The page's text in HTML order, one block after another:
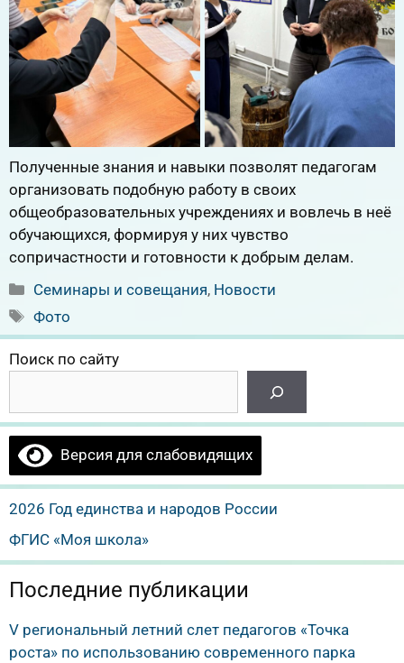
Полученные знания и навыки позволят педагогам
организовать подобную работу в своих
общеобразовательных учреждениях и вовлечь в неё
обучающихся, формируя у них чувство
сопричастности и готовности к добрым делам.
Рубрики
Семинары и совещания, Новости
Метки
Фото
Поиск по сайту
Версия для слабовидящих
2026 Год единства и народов России
ФГИС «Моя школа»
Последние публикации
V региональный летний слет педагогов «Точка
роста» по использованию современного парка